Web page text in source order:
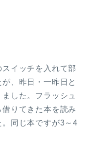
イッチを入れて部
、昨日・一昨日と
した。フラッシュ
りてきた本を読み
同じ本ですが3～4